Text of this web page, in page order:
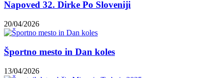
Napoved 32. Dirke Po Sloveniji
20/04/2026
Športno mesto in Dan koles
13/04/2026